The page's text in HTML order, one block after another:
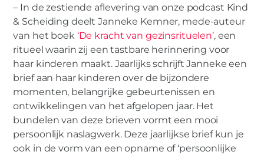
– In de zestiende aflevering van onze podcast Kind
& Scheiding deelt Janneke Kemner, mede-auteur
van het boek ‘De kracht van gezinsrituelen’, een
ritueel waarin zij een tastbare herinnering voor
haar kinderen maakt. Jaarlijks schrijft Janneke een
brief aan haar kinderen over de bijzondere
momenten, belangrijke gebeurtenissen en
ontwikkelingen van het afgelopen jaar. Het
bundelen van deze brieven vormt een mooi
persoonlijk naslagwerk. Deze jaarlijkse brief kun je
ook in de vorm van een opname of ‘persoonlijke